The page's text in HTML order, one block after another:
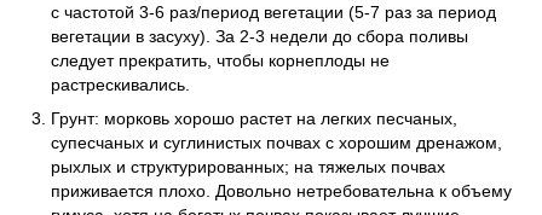
с частотой 3-6 раз/период вегетации (5-7 раз за период
вегетации в засуху). За 2-3 недели до сбора поливы
следует прекратить, чтобы корнеплоды не
растрескивались.
Грунт: морковь хорошо растет на легких песчаных,
супесчаных и суглинистых почвах с хорошим дренажом,
рыхлых и структурированных; на тяжелых почвах
приживается плохо. Довольно нетребовательна к объему